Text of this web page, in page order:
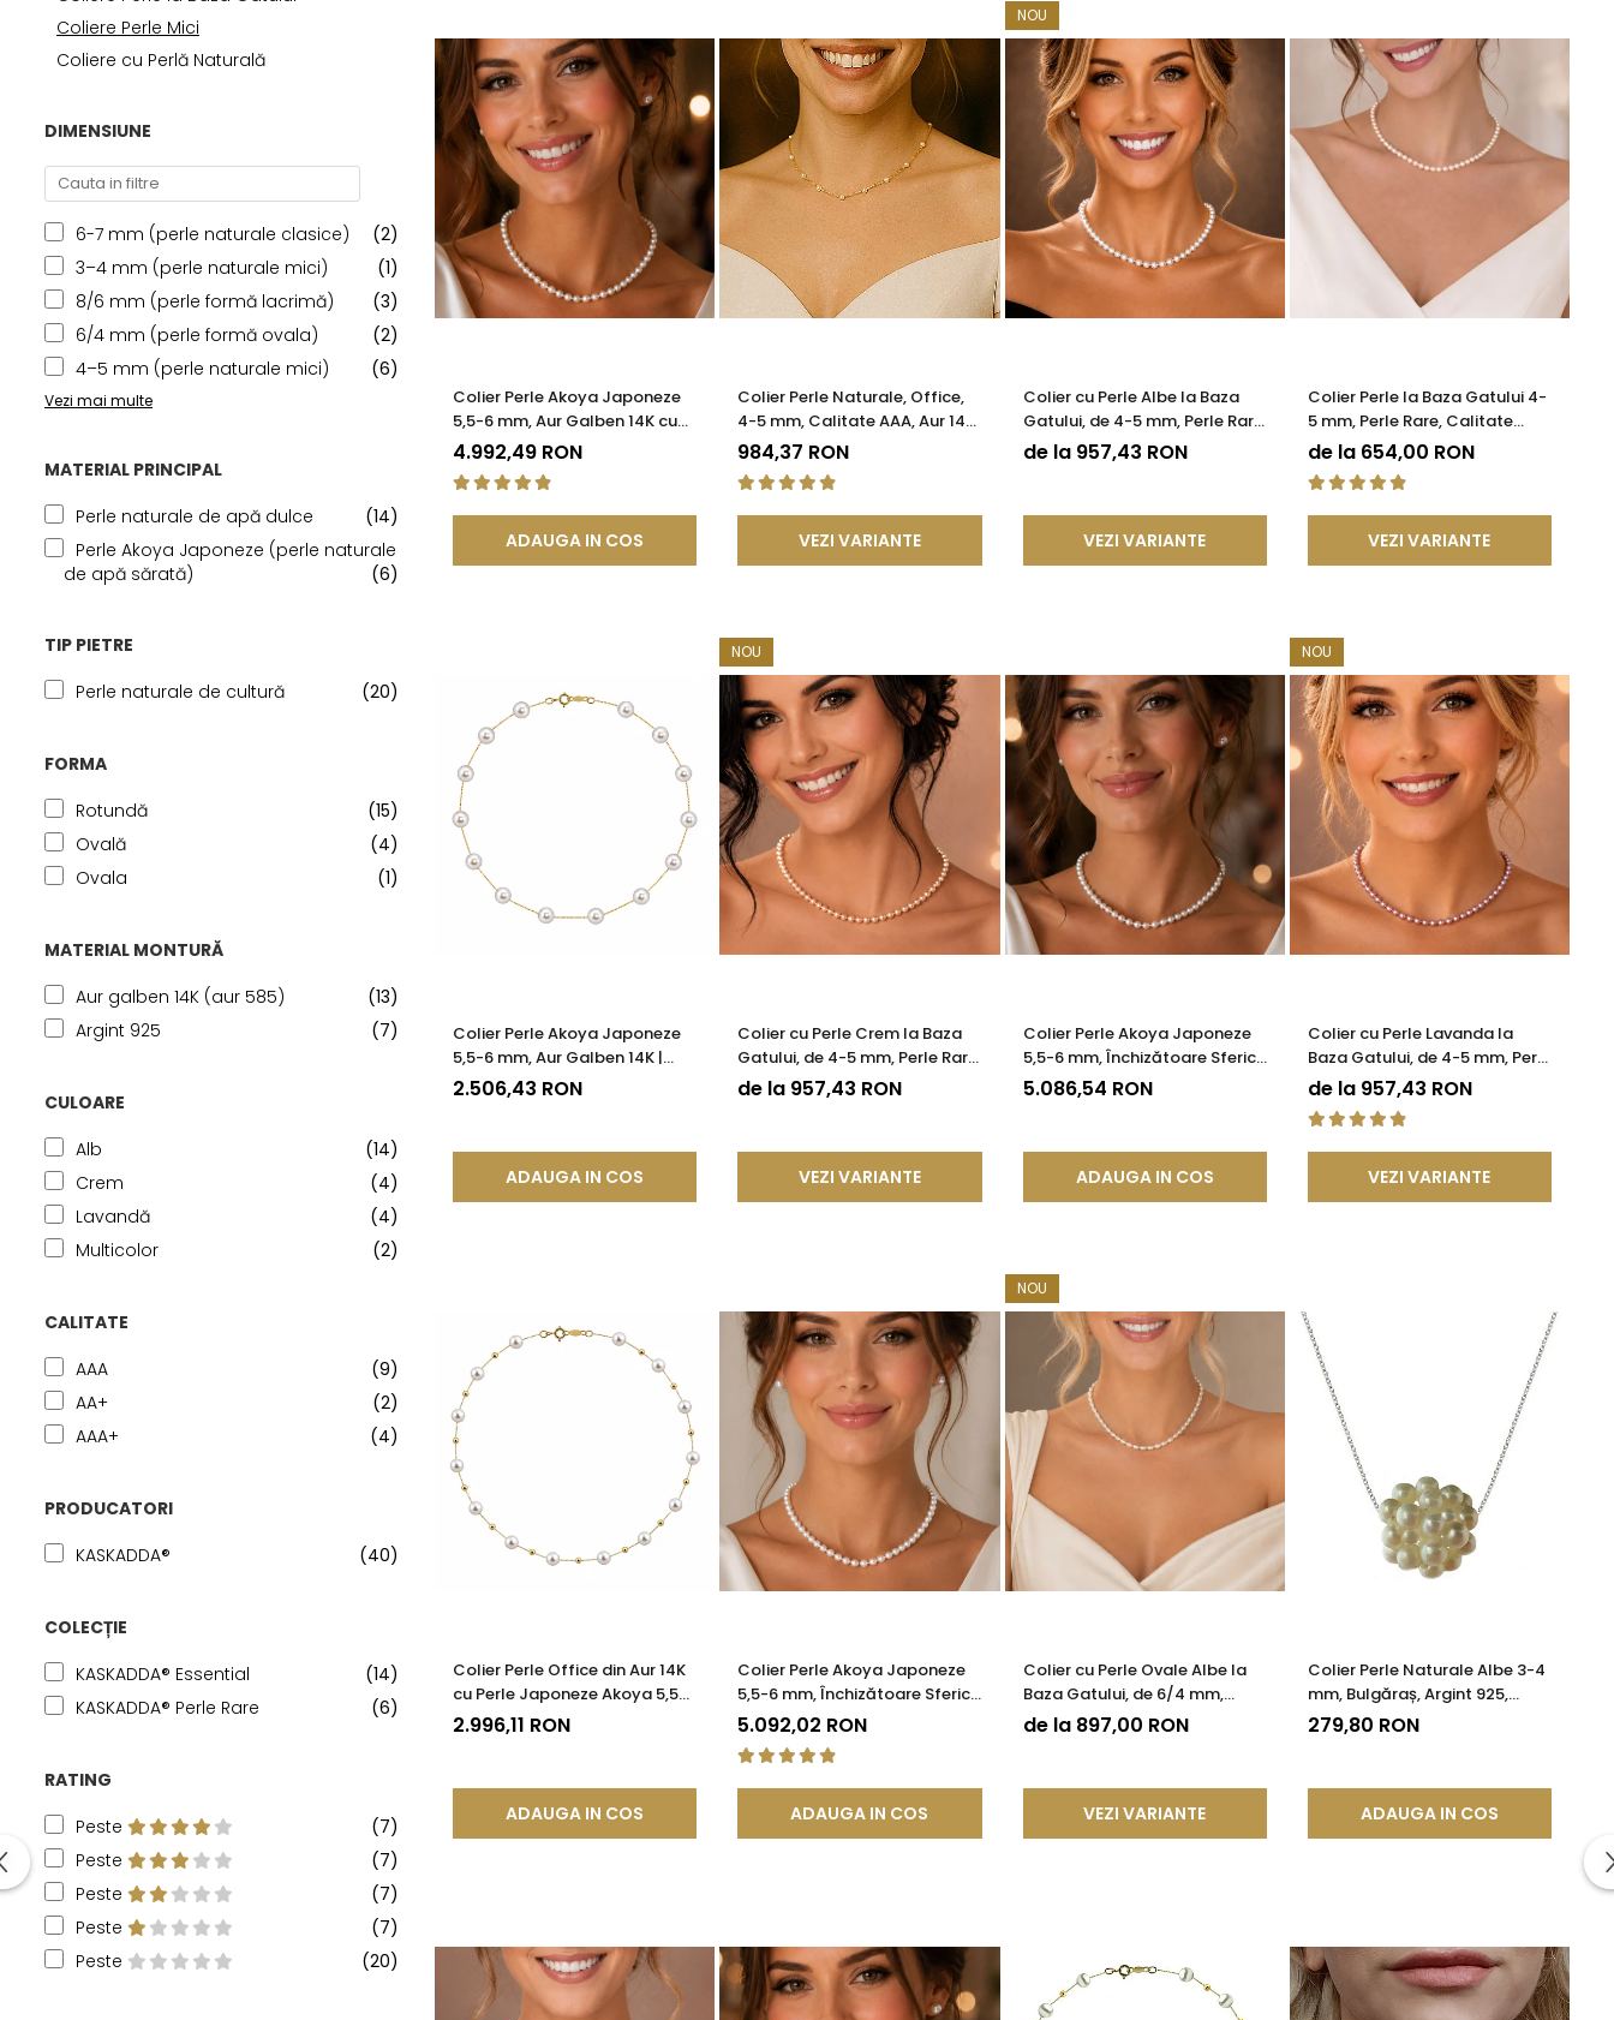
Seturi Perle cu Argint
Brățări cu Perle
Brose cu Perle
Coliere Perle Mici
Coliere cu Perlă Naturală
DIMENSIUNE
6-7 mm (perle naturale clasice)
(2)
3–4 mm (perle naturale mici)
(1)
8/6 mm (perle formă lacrimă)
(3)
6/4 mm (perle formă ovala)
(2)
4–5 mm (perle naturale mici)
(6)
Vezi mai multe
MATERIAL PRINCIPAL
Perle naturale de apă dulce
(14)
Perle Akoya Japoneze (perle naturale
de apă sărată)
(6)
TIP PIETRE
Perle naturale de cultură
(20)
FORMA
Rotundă
(15)
Ovală
(4)
Ovala
(1)
MATERIAL MONTURĂ
Aur galben 14K (aur 585)
(13)
Argint 925
(7)
CULOARE
Alb
(14)
Crem
(4)
Lavandă
(4)
Multicolor
(2)
CALITATE
AAA
(9)
AA+
(2)
AAA+
(4)
PRODUCATORI
KASKADDA®
(40)
COLECȚIE
KASKADDA® Essential
(14)
KASKADDA® Perle Rare
(6)
RATING
Peste
(7)
Peste
(7)
Peste
(7)
Peste
(7)
Peste
(20)
Colier Perle Akoya Japoneze
5,5-6 mm, Aur Galben 14K cu
Închizătoare Filigranată |
KASKADDA®
4.992,49 RON
ADAUGA IN COS
Colier Perle Naturale, Office,
4-5 mm, Calitate AAA, Aur 14K
| KASKADDA®
984,37 RON
VEZI VARIANTE
NOU
Colier cu Perle Albe la Baza
Gatului, de 4-5 mm, Perle Rare,
Calitate AAA+, Aur 14K |
KASKADDA®
de la 957,43 RON
VEZI VARIANTE
Colier Perle la Baza Gatului 4-
5 mm, Perle Rare, Calitate
AAA+, Argint 925 | KASKADDA®
de la 654,00 RON
VEZI VARIANTE
Colier Perle Akoya Japoneze
5,5-6 mm, Aur Galben 14K |
KASKADDA®
2.506,43 RON
ADAUGA IN COS
NOU
Colier cu Perle Crem la Baza
Gatului, de 4-5 mm, Perle Rare,
Calitate AAA+, Aur 14K |
KASKADDA®
de la 957,43 RON
VEZI VARIANTE
Colier Perle Akoya Japoneze
5,5-6 mm, Închizătoare Sferică
Aur Galben 14K | KASKADDA®
5.086,54 RON
ADAUGA IN COS
NOU
Colier cu Perle Lavanda la
Baza Gatului, de 4-5 mm, Perle
Rare, Calitate AAA+, Aur 14K |
KASKADDA®
de la 957,43 RON
VEZI VARIANTE
Colier Perle Office din Aur 14K
cu Perle Japoneze Akoya 5,5
mm și Bile de Aur | KASKADDA®
2.996,11 RON
ADAUGA IN COS
Colier Perle Akoya Japoneze
5,5-6 mm, Închizătoare Sferică
Aur Alb 14K | KASKADDA®
5.092,02 RON
ADAUGA IN COS
NOU
Colier cu Perle Ovale Albe la
Baza Gatului, de 6/4 mm,
Calitate AAA, Aur 14K |
KASKADDA®
de la 897,00 RON
VEZI VARIANTE
Colier Perle Naturale Albe 3-4
mm, Bulgăraș, Argint 925,
Calitate AAA | KASKADDA®
279,80 RON
ADAUGA IN COS